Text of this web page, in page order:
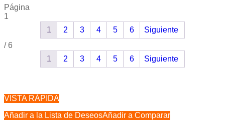
Página
1
1
2 3 4 5 6
Siguiente
/ 6
1
2 3 4 5 6 Siguiente
VISTA RÁPIDA
Añadir a la Lista de DeseosAñadir a Comparar